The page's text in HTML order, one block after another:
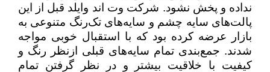
نداده و پخش نشود. شرکت وت اند وایلد قبل از این
پالت‌های سایه چشم و سایه‌های تک‌رنگ متنوعی به
بازار عرضه کرده بود که با استقبال خوبی مواجه
شدند. جمع‌بندی تمام سایه‌های قبلی ازنظر رنگ و
کیفیت با خلاقیت بیشتر و در نظر گرفتن تمام